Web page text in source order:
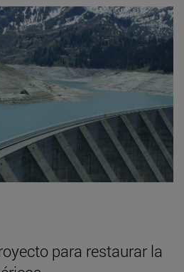
para restaurar la